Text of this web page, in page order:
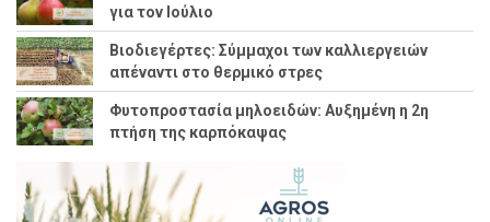
για τον Ιούλιο
Βιοδιεγέρτες: Σύμμαχοι των καλλιεργειών
απέναντι στο θερμικό στρες
Φυτοπροστασία μηλοειδών: Αυξημένη η 2η
πτήση της καρπόκαψας